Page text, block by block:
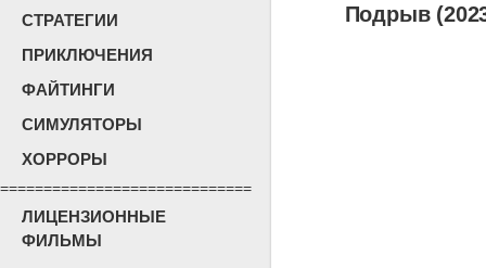
СТРАТЕГИИ
ПРИКЛЮЧЕНИЯ
ФАЙТИНГИ
СИМУЛЯТОРЫ
ХОРРОРЫ
=============================
ЛИЦЕНЗИОННЫЕ
ФИЛЬМЫ
Подрыв